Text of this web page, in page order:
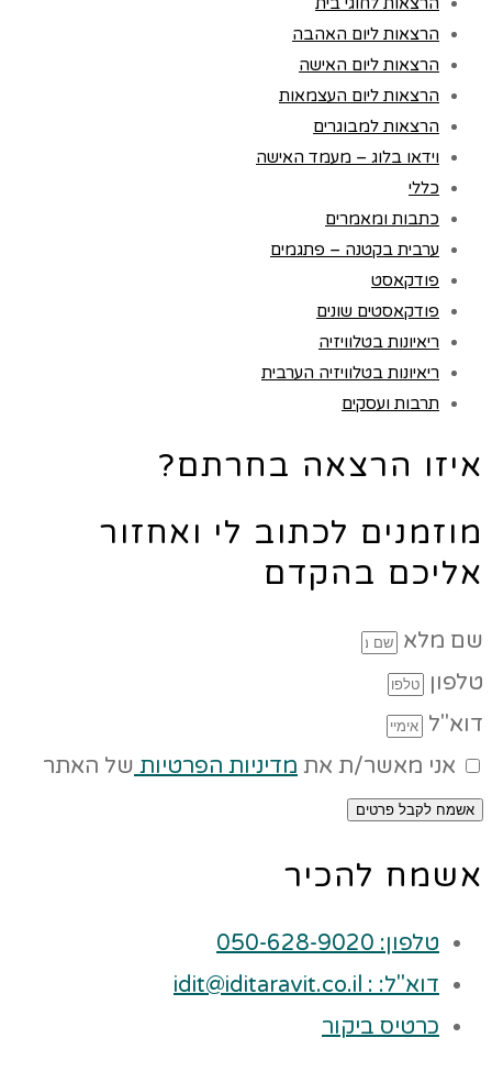
הרצאות ליום האהבה
הרצאות ליום האישה
הרצאות ליום העצמאות
הרצאות למבוגרים
וידאו בלוג – מעמד האישה
כללי
כתבות ומאמרים
ערבית בקטנה – פתגמים
פודקאסט
פודקאסטים שונים
ריאיונות בטלוויזיה
ריאיונות בטלוויזיה הערבית
תרבות ועסקים
איזו הרצאה בחרתם?
מוזמנים לכתוב לי ואחזור
אליכם בהקדם
שם מלא
טלפון
דוא"ל
אני מאשר/ת את מדיניות הפרטיות של האתר
אשמח לקבל פרטים
אשמח להכיר
טלפון: 050-628-9020
דוא"ל: : idit@iditaravit.co.il
כרטיס ביקור